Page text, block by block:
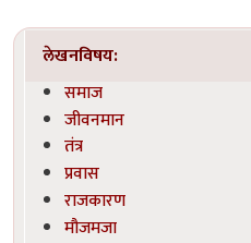
लेखनविषय:
समाज
जीवनमान
तंत्र
प्रवास
राजकारण
मौजमजा